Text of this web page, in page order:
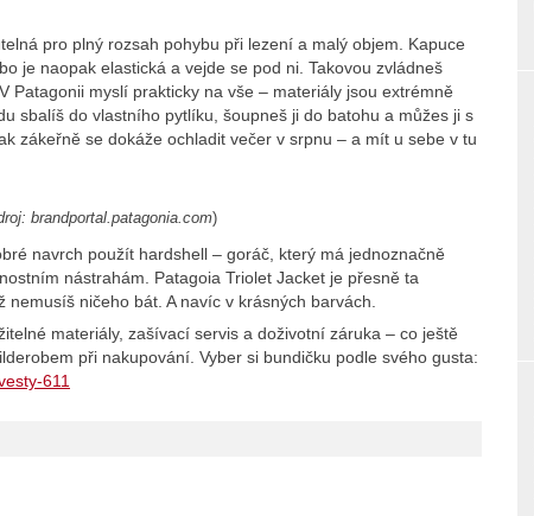
pro plný rozsah pohybu při lezení a malý objem. Kapuce
je naopak elastická a vejde se pod ni. Takovou zvládneš
Patagonii myslí prakticky na vše – materiály jsou extrémně
sbalíš do vlastního pytlíku, šoupneš ji do batohu a můžes ji s
zákeřně se dokáže ochladit večer v srpnu – a mít u sebe v tu
brandportal.patagonia.com)
navrch použít hardshell – goráč, který má jednoznačně
nástrahám. Patagoia Triolet Jacket je přesně ta
ničeho bát. A navíc v krásných barvách.
materiály, zašívací servis a doživotní záruka – co ještě
při nakupování. Vyber si bundičku podle svého gusta:
611